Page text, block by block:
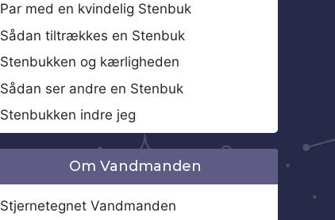
Par med en kvindelig Stenbuk
Sådan tiltrækkes en Stenbuk
Stenbukken og kærligheden
Sådan ser andre en Stenbuk
Stenbukken indre jeg
Om Vandmanden
Stjernetegnet Vandmanden